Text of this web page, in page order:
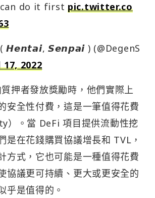
do it first pic.twitter.co
𝙃𝙚𝙣𝙩𝙖𝙞, 𝙎𝙚𝙣𝙥𝙖𝙞 ) (@DegenS
2022
押者發放獎勵時，他們實際上
安全性付費，這是一筆值得花費
）。當 DeFi 項目提供流動性挖
是在花錢購買協議增長和 TVL，
方式，它也可能是一種值得花費
協議更可持續、更大或更安全的
乎是值得的。